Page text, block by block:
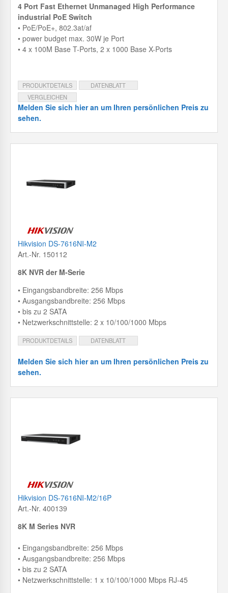
4 Port Fast Ethernet Unmanaged High Performance
industrial PoE Switch
• PoE/PoE+, 802.3at/af
• power budget max. 30W je Port
• 4 x 100M Base T-Ports, 2 x 1000 Base X-Ports
PRODUKTDETAILS
DATENBLATT
VERGLEICHEN
Melden Sie sich hier an um Ihren persönlichen Preis zu
sehen.
Hikvision DS-7616NI-M2
Art.-Nr. 150112
8K NVR der M-Serie
• Eingangsbandbreite: 256 Mbps
• Ausgangsbandbreite: 256 Mbps
• bis zu 2 SATA
• Netzwerkschnittstelle: 2 x 10/100/1000 Mbps
PRODUKTDETAILS DATENBLATT
Melden Sie sich hier an um Ihren persönlichen Preis zu
sehen.
Hikvision DS-7616NI-M2/16P
Art.-Nr. 400139
8K M Series NVR
• Eingangsbandbreite: 256 Mbps
• Ausgangsbandbreite: 256 Mbps
• bis zu 2 SATA
• Netzwerkschnittstelle: 1 x 10/100/1000 Mbps RJ-45